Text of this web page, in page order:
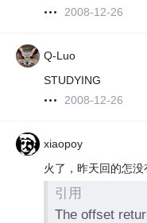
2008-12-26
Q-Luo
STUDYING
2008-12-26
xiaopoy
火了，昨天回的怎
引用
The offset